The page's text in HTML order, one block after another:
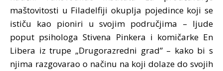
maštovitosti u Filadelfiji okuplja pojedince koji se
ističu kao pioniri u svojim područjima – ljude
poput psihologa Stivena Pinkera i komičarke En
Libera iz trupe „Drugorazredni grad” – kako bi s
njima razgovarao o načinu na koji dolaze do svojih